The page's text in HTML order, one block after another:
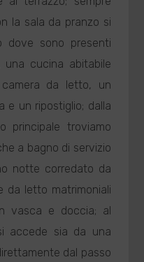
la sala da pranzo si
dove sono presenti
una cucina abitabile
da letto, un
e un ripostiglio; dalla
principale troviamo
a bagno di servizio
notte corredato da
da letto matrimoniali
vasca e doccia; al
accede sia da una
dal passo